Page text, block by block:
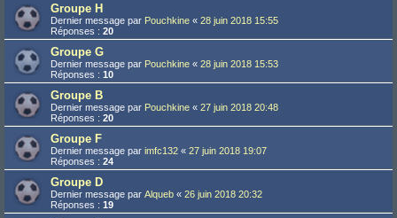
Groupe H
Dernier message par Pouchkine « 28 juin 2018 15:55
Réponses : 20
Groupe G
Dernier message par Pouchkine « 28 juin 2018 15:53
Réponses : 10
Groupe B
Dernier message par Pouchkine « 27 juin 2018 20:48
Réponses : 20
Groupe F
Dernier message par imfc132 « 27 juin 2018 19:07
Réponses : 24
Groupe D
Dernier message par Alqueb « 26 juin 2018 20:32
Réponses : 19